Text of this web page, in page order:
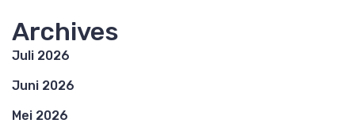
Archives
Juli 2026
Juni 2026
Mei 2026